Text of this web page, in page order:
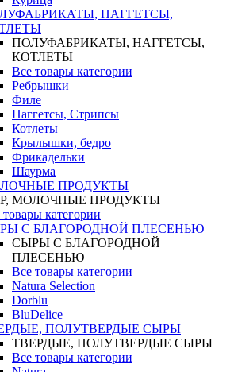
НАГГЕТСЫ,
ПОЛУФАБРИКАТЫ, НАГГЕТСЫ,
КОТЛЕТЫ
Все товары категории
Ребрышки
Филе
Наггетсы, Стрипсы
Котлеты
Крылышки, бедро
Фрикадельки
Шаурма
ПРОДУКТЫ
МОЛОЧНЫЕ ПРОДУКТЫ
категории
С БЛАГОРОДНОЙ ПЛЕСЕНЬЮ
СЫРЫ С БЛАГОРОДНОЙ
ПЛЕСЕНЬЮ
Все товары категории
Natura Selection
Dorblu
BluDelice
ПОЛУТВЕРДЫЕ СЫРЫ
ТВЕРДЫЕ, ПОЛУТВЕРДЫЕ СЫРЫ
Все товары категории